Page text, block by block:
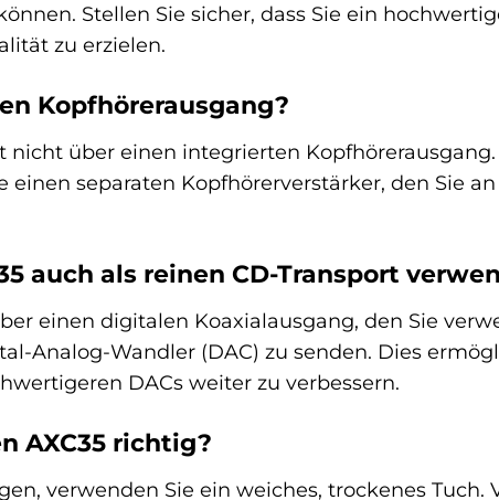
Stellen Sie sicher, dass Sie ein
zu erzielen.
Kopfhörerausgang?
nicht über einen integrierten
einen separaten Kopfhörerverstärker, den Sie
auch als reinen CD-Transport
einen digitalen Koaxialausgang, den Sie
Analog-Wandler (DAC) zu senden. Dies
DACs weiter zu verbessern.
AXC35 richtig?
verwenden Sie ein weiches, trockenes